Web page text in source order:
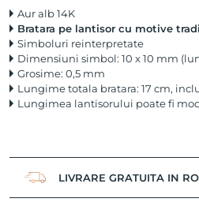
Aur alb 14K
Bratara pe lantisor cu motive
Simboluri reinterpretate
Dimensiuni simbol: 10 x 10 mm
Grosime: 0,5 mm
Lungime totala bratara: 17 cm,
Lungimea lantisorului poate fi
LIVRARE GRATUITA IN